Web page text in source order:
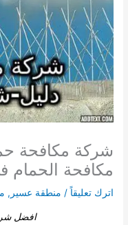
مكافحة الحمام
اترك تعليقاً / منطقة عسير ,
افضل